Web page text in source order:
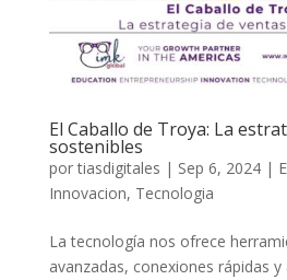
El Caballo de Troya: La
sostenibles
portiasdigitales | Sep 6, 2024|
Innovacion, Tecnologia
La tecnología nos ofrece
avanzadas, conexiones rápidas